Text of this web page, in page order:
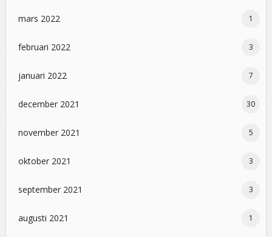
mars 2022 1
februari 2022 3
januari 2022 7
december 2021 30
november 2021 5
oktober 2021 3
september 2021 3
augusti 2021 1